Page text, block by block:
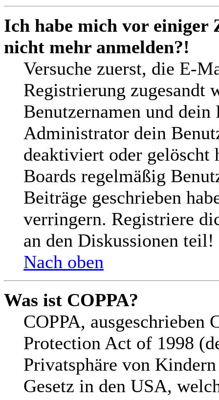
Ich habe mich vor
nicht mehr anmelden?!
Versuche zuerst, die E-
Registrierung zugesandt
Benutzernamen und dein
Administrator dein
deaktiviert oder gelöscht
Boards regelmäßig
Beiträge geschrieben
verringern. Registriere
an den Diskussionen teil!
Nach oben
Was ist COPPA?
COPPA,
Protection Act of 1998
Privatsphäre von
Gesetz in den USA,